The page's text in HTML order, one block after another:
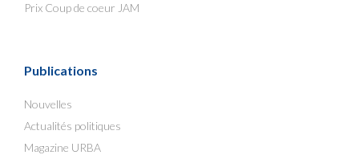
Prix Coup de coeur JAM
Publications
Nouvelles
Actualités politiques
Magazine URBA